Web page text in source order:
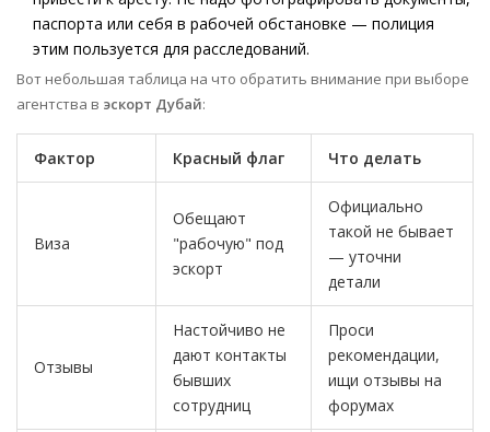
паспорта или себя в рабочей обстановке — полиция
этим пользуется для расследований.
Вот небольшая таблица на что обратить внимание при выборе
агентства в эскорт Дубай:
Фактор Красный флаг Что делать
Виза
Обещают
"рабочую" под
эскорт
Официально
такой не бывает
— уточни
детали
Отзывы
Настойчиво не
дают контакты
бывших
сотрудниц
Проси
рекомендации,
ищи отзывы на
форумах